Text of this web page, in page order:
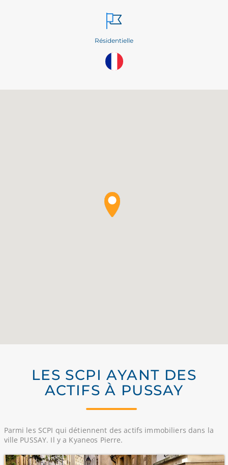
Résidentielle
LES SCPI AYANT DES
ACTIFS À PUSSAY
Parmi les SCPI qui détiennent des actifs immobiliers dans la
ville PUSSAY. Il y a Kyaneos Pierre.